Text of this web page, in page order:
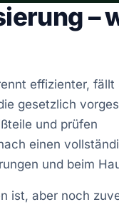
–
effizienter, fällt
gesetzlich
und prüfen
einen
und beim
ist, aber noch